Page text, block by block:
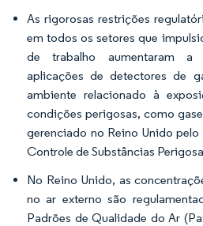
As rigorosas restrições
em todos os setores que
de trabalho aumentaram a
aplicações de detectores de
ambiente relacionado à
condições perigosas, como
gerenciado no Reino Unido
Controle de Substâncias
No Reino Unido, as
no ar externo são
Padrões de Qualidade do Ar